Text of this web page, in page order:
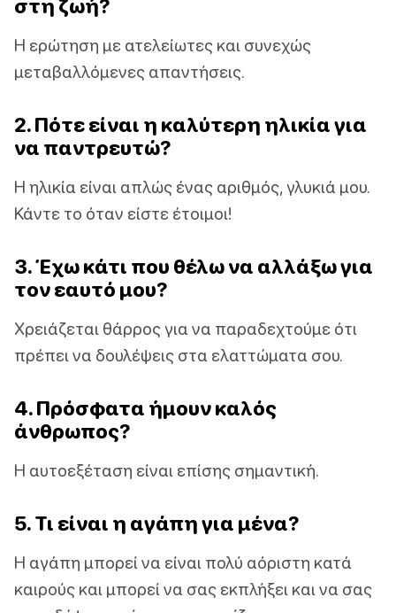
στη ζωή?
Η ερώτηση με ατελείωτες και συνεχώς
μεταβαλλόμενες απαντήσεις.
2. Πότε είναι η καλύτερη ηλικία για
να παντρευτώ?
Η ηλικία είναι απλώς ένας αριθμός, γλυκιά μου.
Κάντε το όταν είστε έτοιμοι!
3. Έχω κάτι που θέλω να αλλάξω για
τον εαυτό μου?
Χρειάζεται θάρρος για να παραδεχτούμε ότι
πρέπει να δουλέψεις στα ελαττώματα σου.
4. Πρόσφατα ήμουν καλός
άνθρωπος?
Η αυτοεξέταση είναι επίσης σημαντική.
5. Τι είναι η αγάπη για μένα?
Η αγάπη μπορεί να είναι πολύ αόριστη κατά
καιρούς και μπορεί να σας εκπλήξει και να σας